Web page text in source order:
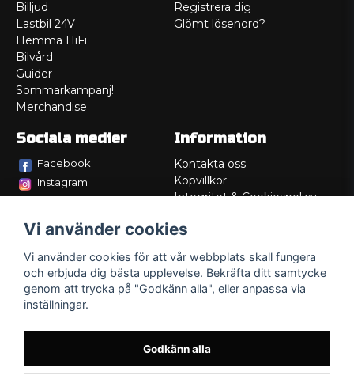
Billjud
Lastbil 24V
Hemma HiFi
Bilvård
Guider
Sommarkampanj!
Merchandise
Registrera dig
Glömt lösenord?
Sociala medier
Facebook
Instagram
Information
Kontakta oss
Köpvillkor
Integritet & Cookiespolicy
Service/Garanti
Lådritning
Om oss
Vi använder cookies
Vi använder cookies för att vår webbplats skall fungera
och erbjuda dig bästa upplevelse. Bekräfta ditt samtycke
genom att trycka på "Godkänn alla", eller anpassa via
inställningar.
Godkänn alla